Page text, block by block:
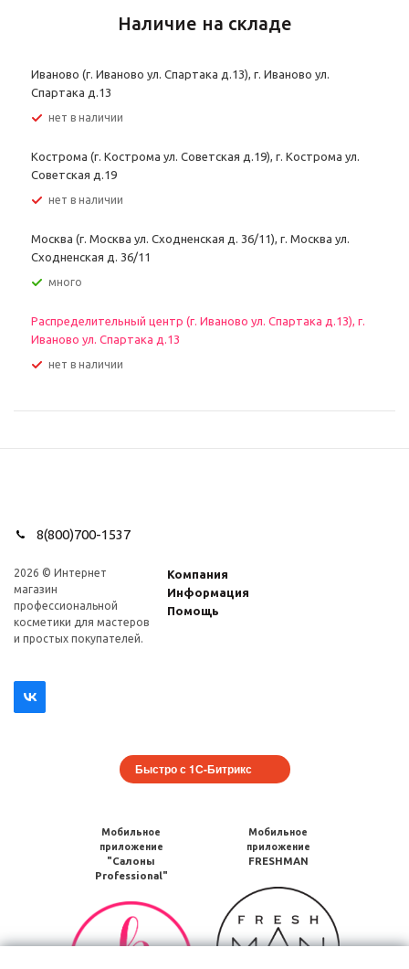
Наличие на складе
Иваново (г. Иваново ул. Спартака д.13), г. Иваново ул.
Спартака д.13
Нет в наличии
Кострома (г. Кострома ул. Советская д.19), г. Кострома ул.
Советская д.19
Нет в наличии
Москва (г. Москва ул. Сходненская д. 36/11), г. Москва ул.
Сходненская д. 36/11
Много
Распределительный центр (г. Иваново ул. Спартака д.13), г.
Иваново ул. Спартака д.13
Нет в наличии
8(800)700-1537
2026 © Интернет
магазин
профеcсиональной
косметики для мастеров
и простых покупателей.
Компания
Информация
Помощь
Быстро с 1С-Битрикс
Мобильное
приложение
"Салоны
Professional"
Мобильное
приложение
Салоны
Мобильное
приложение
FRESHMAN
Мобильное
приложение
FRESHMAN